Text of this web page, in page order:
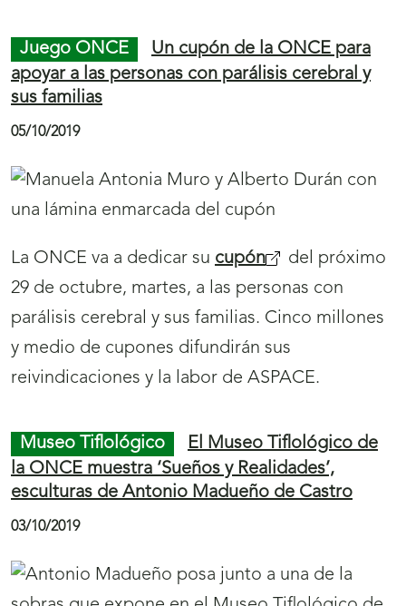
El Centenario del Metro de Madrid se celebra
en elcupón de la ONCE
del jueves, 17 de
octubre. Cinco millones y medio de cupones
difundirán por toda España el aniversario del
suburbano madrileño.
Nacional, ASALVO, Blas Bombín y Cadena SER
León, Premios Solidarios ONCE Castilla y León
2019
08/10/2019
La Exclusiva S.L, Policía Nacional, la Asociación
de Alumnos Voluntarios (ASALVO), Blas
Bombín y Cadena SER León, por su programa
‘Hoy por hoy’, son los ganadores de los
Premios Solidarios ONCE Castilla y león 2019,